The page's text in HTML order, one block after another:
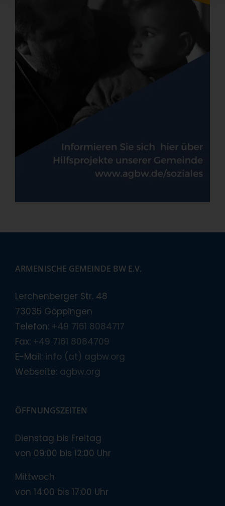
ARMENISCHE GEMEINDE BW E.V.
Lerchenberger Str. 48
73035 Göppingen
Telefon: +49 7161 8084717
Fax: +49 7161 8084709
E-Mail: info (at) agbw.org
Webseite: agbw.org
ÖFFNUNGSZEITEN
Dienstag bis Freitag
von 09:00 bis 12:00 Uhr
Mittwoch
von 14:00 bis 17:00 Uhr